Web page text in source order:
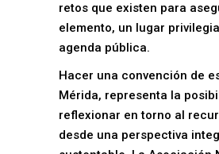
retos que existen para
elemento, un lugar
agenda pública.
Hacer una convención de
Mérida, representa la
reflexionar en torno al
desde una perspectiva